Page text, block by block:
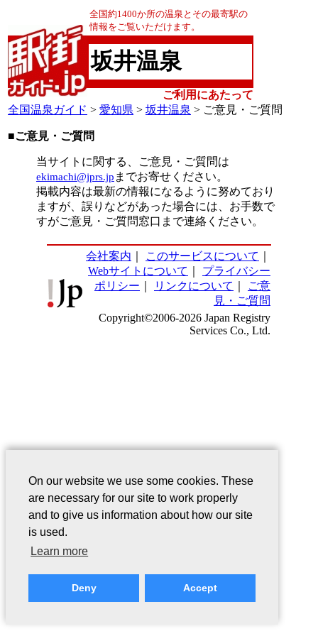
全国約1400か所の温泉とその最寄駅の
情報をご覧いただけます。
坂井温泉
ご利用にあたって
全国温泉ガイド > 愛知県 > 坂井温泉 > ご意見・ご質問
■ご意見・ご質問
当サイトに関する、ご意見・ご質問は
ekimachi@jprs.jp までお寄せください。
掲載内容は最新の情報になるように努めており
ますが、誤りなどがあった場合には、お手数で
すがご意見・ご質問窓口まで連絡ください。
会社案内 このサービスについて
Webサイトについて
プライバシー
ポリシー
リンクについて
ご意
見・ご質問
Copyright©2006-2026 Japan Registry
Services Co., Ltd.
On our website we use some cookies. These
are necessary for our site to work properly
and to give us information about how our site
is used.
Learn more
Deny Accept